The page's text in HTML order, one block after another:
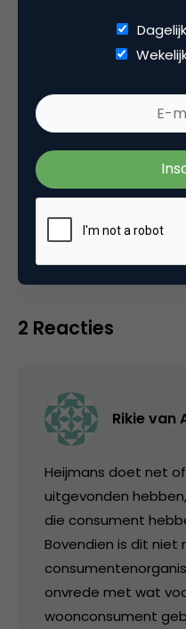
Categorie
Contentmarketing & Storytelling
Tags
web analytics
2 Reacties
Rikie van
Heijmans doet net
uitgevonden
die consument
Bovendien is dit niet
onvrede met wat
woonconsument